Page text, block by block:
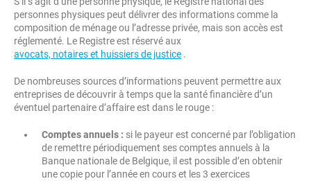
personnes physiques peut délivrer des informations comme la
composition de ménage ou l’adresse privée, mais son accès est
réglementé. Le Registre est réservé aux
avocats, notaires et huissiers de justice .
De nombreuses sources d’informations peuvent permettre aux
entreprises de découvrir à temps que la santé financière d’un
éventuel partenaire d’affaire est dans le rouge :
Comptes annuels : si le payeur est concerné par l’obligation
de remettre périodiquement ses comptes annuels à la
Banque nationale de Belgique, il est possible d’en obtenir
une copie pour l’année en cours et les 3 exercices